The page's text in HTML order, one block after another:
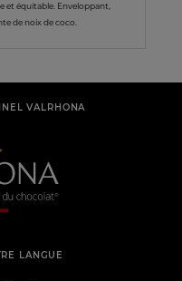
et équitable. Enveloppant,
de noix de coco.
VALRHONA
LANGUE